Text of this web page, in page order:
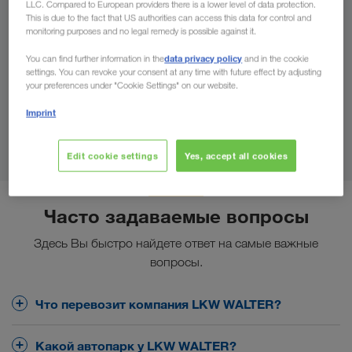
Часто задаваемые вопросы
Здесь Вы быстро найдете ответ на самые важные
вопросы.
Что перевозит компания LKW WALTER?
Какой автопарк у LKW WALTER?
LLC. Compared to European providers there is a lower level of data protection.
This is due to the fact that US authorities can access this data for control and
monitoring purposes and no legal remedy is possible against it.
You can find further information in thedata privacy policy and in the cookie
settings. You can revoke your consent at any time with future effect by adjusting
your preferences under "Cookie Settings" on our website.
Imprint
Edit cookie settings Yes, accept all cookies